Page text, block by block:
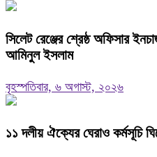
‎সিলেট রেঞ্জের শ্রেষ্ঠ অফিসার
আমিনুল ইসলাম
বৃহস্পতিবার, ৬ অগাস্ট, ২০২৬
‎১১ দলীয় ঐক্যের ঘেরাও কর্মসূচি